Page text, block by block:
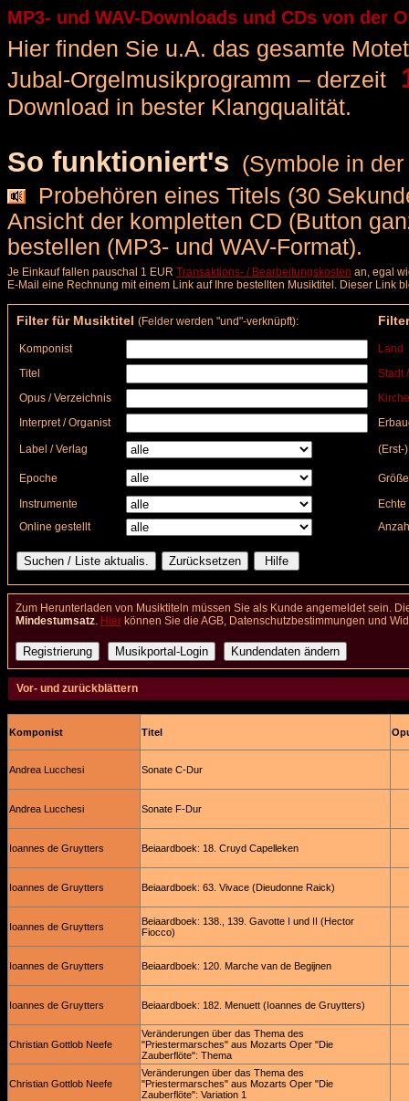
MP3- und WAV-Downloads und CDs von der
Hier finden Sie u.A. das gesamte
Jubal-Orgelmusikprogramm – derzeit
Download in bester Klangqualität.
So funktioniert's (Symbole in
Probehören eines Titels (30
Ansicht der kompletten CD (Button
bestellen (MP3- und WAV-Format).
Je Einkauf fallen pauschal 1 EUR Transaktions- / Bearbeitungskosten an, egal
E-Mail eine Rechnung mit einem Link auf Ihre bestellten Musiktitel. Dieser
Filter für Musiktitel (Felder werden "und"-verknüpft):
Komponist
Land
Titel
Stadt
Opus / Verzeichnis
Interpret / Organist
Label / Verlag (Erst-
Epoche
Instrumente
Online gestellt
Zum Herunterladen von Musiktiteln müssen Sie als Kunde angemeldet sein.
Mindestumsatz. Hier können Sie die AGB, Datenschutzbestimmungen und
Vor- und zurückblättern
Komponist Titel
Andrea Lucchesi Sonate C-Dur
Andrea Lucchesi Sonate F-Dur
Ioannes de Gruytters Beiaardboek: 18. Cruyd Capelleken
Ioannes de Gruytters Beiaardboek: 63. Vivace (Dieudonne Raick)
Ioannes de Gruytters
Beiaardboek: 138., 139. Gavotte I und II (Hector
Fiocco)
Ioannes de Gruytters Beiaardboek: 120. Marche van de Begijnen
Ioannes de Gruytters Beiaardboek: 182. Menuett (Ioannes de Gruytters)
Christian Gottlob Neefe
Veränderungen über das Thema des
"Priestermarsches" aus Mozarts Oper "Die
Zauberflöte": Thema
Christian Gottlob Neefe
Veränderungen über das Thema des
"Priestermarsches" aus Mozarts Oper "Die
Zauberflöte": Variation 1